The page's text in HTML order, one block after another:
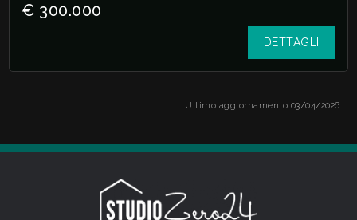
€ 300.000
DETTAGLI
Ultimo aggiornamento 03/04/2026